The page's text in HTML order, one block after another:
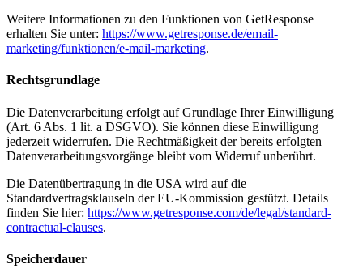
Weitere Informationen zu den Funktionen von GetResponse
erhalten Sie unter: https://www.getresponse.de/email-
marketing/funktionen/e-mail-marketing.
Rechtsgrundlage
Die Datenverarbeitung erfolgt auf Grundlage Ihrer Einwilligung
(Art. 6 Abs. 1 lit. a DSGVO). Sie können diese Einwilligung
jederzeit widerrufen. Die Rechtmäßigkeit der bereits erfolgten
Datenverarbeitungsvorgänge bleibt vom Widerruf unberührt.
Die Datenübertragung in die USA wird auf die
Standardvertragsklauseln der EU-Kommission gestützt. Details
finden Sie hier: https://www.getresponse.com/de/legal/standard-
contractual-clauses.
Speicherdauer